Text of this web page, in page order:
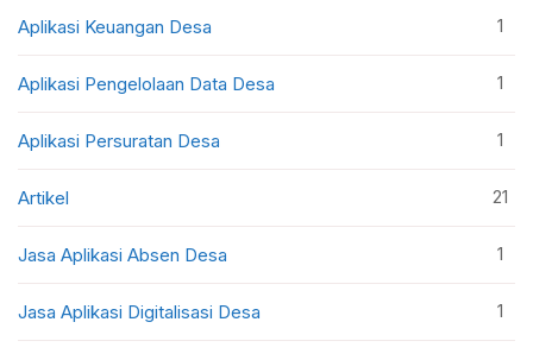
Aplikasi Keuangan Desa 1
Aplikasi Pengelolaan Data Desa 1
Aplikasi Persuratan Desa 1
Artikel 21
Jasa Aplikasi Absen Desa 1
Jasa Aplikasi Digitalisasi Desa 1